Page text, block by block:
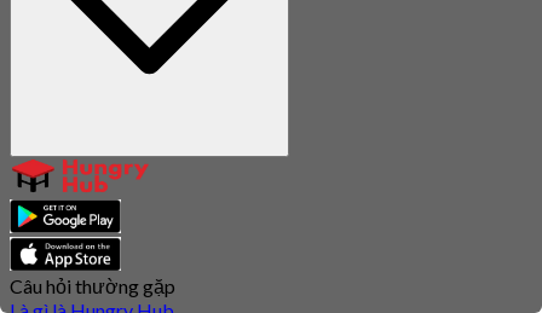
Câu hỏi thường gặp